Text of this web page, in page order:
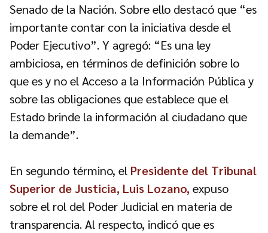
Senado de la Nación. Sobre ello destacó que “es
importante contar con la iniciativa desde el
Poder Ejecutivo”. Y agregó: “Es una ley
ambiciosa, en términos de definición sobre lo
que es y no el Acceso a la Información Pública y
sobre las obligaciones que establece que el
Estado brinde la información al ciudadano que
la demande”.
En segundo término, el Presidente del Tribunal
Superior de Justicia, Luis Lozano, expuso
sobre el rol del Poder Judicial en materia de
transparencia. Al respecto, indicó que es